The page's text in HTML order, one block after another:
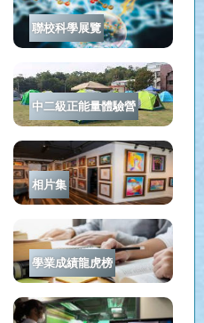
聯校科學展覽
中二級正能量體驗營
相片集
學業成績龍虎榜